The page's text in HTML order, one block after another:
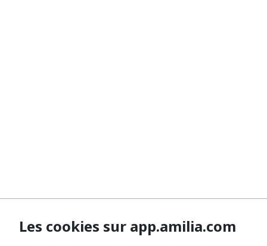
Les cookies sur app.amilia.com